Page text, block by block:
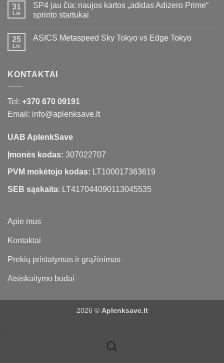
31
Lie
SP4 jau čia: naujos kartos „adidas Adizero Prime“
sprinto startukai
25
Lie
ASICS Metaspeed Sky Tokyo vs Edge Tokyo
KONTAKTAI
Tel: +370 670 09191
Email: info@aplenksave.lt
UAB AplenkSave
Įmonės kodas: 307022707
PVM mokėtojo kodas: LT100017363619
SEB sąskaita: LT417044090113045535
Apie mus
Kontaktai
Prekių pristatymas ir grąžinimas
Atsiskaitymo būdai
2026 © Aplenksave.lt